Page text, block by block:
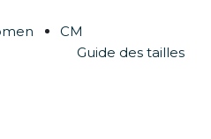
CM
Guide des tailles